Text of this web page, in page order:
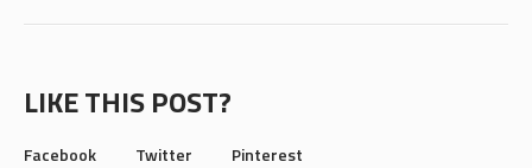
LIKE THIS POST?
Facebook Twitter Pinterest